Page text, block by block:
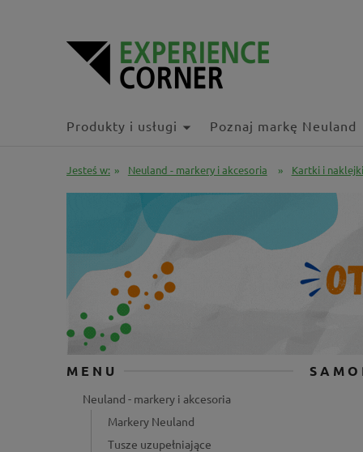
Produkty i usługi Poznaj markę Neuland
Jesteś w: » Neuland - markery i akcesoria » Kartki i naklejki
MENU
Neuland - markery i akcesoria
Markery Neuland
Tusze uzupełniające